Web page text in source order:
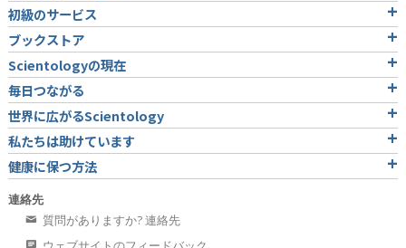
初級のサービス
ブックストア
Scientologyの現在
毎日つながる
世界に広がるScientology
私たちは助けています
健康に保つ方法
連絡先
質問がありますか? 連絡先